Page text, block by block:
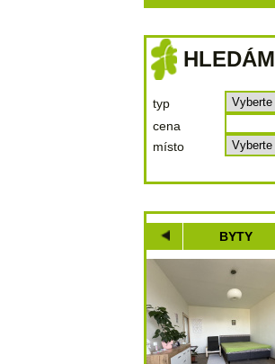
HLEDÁM
typ
cena
místo
BYTY